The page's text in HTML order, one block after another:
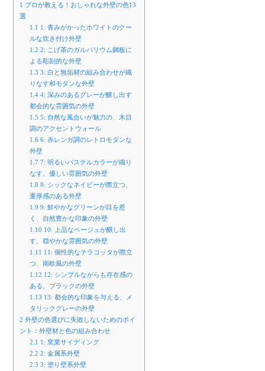
1 プロが教える！おしゃれな外壁の色13
選
1.1 1: 青みがかったホワイトのクー
ルな吹き付け外壁
1.2 2: こげ茶のガルバリウム鋼板に
よる彫刻的な外壁
1.3 3: 白と無垢材の組み合わせが織
りなす和モダンな外壁
1.4 4: 深みのあるグレーが醸し出す
都会的な雰囲気の外壁
1.5 5: 自然な風合いが魅力の、木目
調のアクセントウォール
1.6 6: 赤レンガ調のレトロモダンな
外壁
1.7 7: 明るいパステルカラーが織り
なす、優しい雰囲気の外壁
1.8 8: シックなネイビーが際立つ、
重厚感のある外壁
1.9 9: 鮮やかなグリーンが目を惹
く、自然豊かな印象の外壁
1.10 10: 上品なベージュが醸し出
す、穏やかな雰囲気の外壁
1.11 11: 個性的なテラコッタが際立
つ、南欧風の外壁
1.12 12: シンプルながらも存在感の
ある、ブラックの外壁
1.13 13: 都会的な印象を与える、メ
タリックグレーの外壁
2 外壁の色選びに失敗しないためのポイ
ント：外壁材と色の組み合わせ
2.1 1: 窯業サイディング
2.2 2: 金属系外壁
2.3 3: 塗り壁系外壁